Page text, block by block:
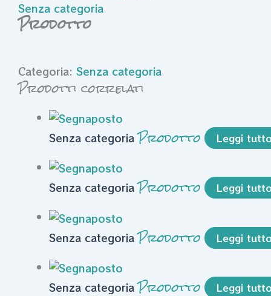
Senza categoria
Prodotto
Categoria: Senza categoria
Prodotti correlati
Senza categoriaProdotto Leggi tutto
Senza categoriaProdotto Leggi tutto
Senza categoriaProdotto Leggi tutto
Senza categoriaProdotto Leggi tutto